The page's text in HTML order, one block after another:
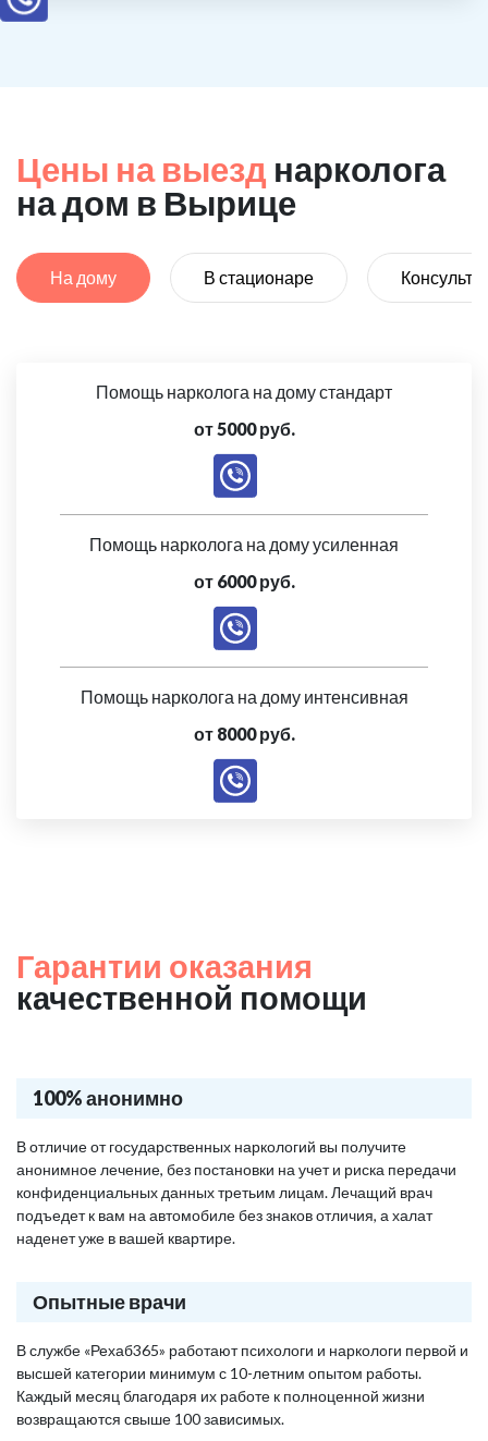
Цены на выезд нарколога
на дом в Вырице
На дому В стационаре
Помощь нарколога на дому стандарт
от 5000 руб.
Помощь нарколога на дому усиленная
от 6000 руб.
Помощь нарколога на дому интенсивная
от 8000 руб.
Гарантии оказания
качественной помощи
100% анонимно
В отличие от государственных наркологий вы получите
анонимное лечение, без постановки на учет и риска передачи
конфиденциальных данных третьим лицам. Лечащий врач
подъедет к вам на автомобиле без знаков отличия, а халат
наденет уже в вашей квартире.
Опытные врачи
В службе «Рехаб365» работают психологи и наркологи первой и
высшей категории минимум с 10-летним опытом работы.
Каждый месяц благодаря их работе к полноценной жизни
возвращаются свыше 100 зависимых.